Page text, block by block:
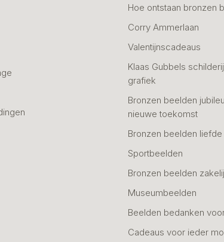
Hoe ontstaan bronzen
Corry Ammerlaan
Valentijnscadeaus
Klaas Gubbels
grafiek
Bronzen beelden
nieuwe toekomst
Bronzen beelden
Sportbeelden
Bronzen beelden
Museumbeelden
Beelden bedanken
Cadeaus voor ieder